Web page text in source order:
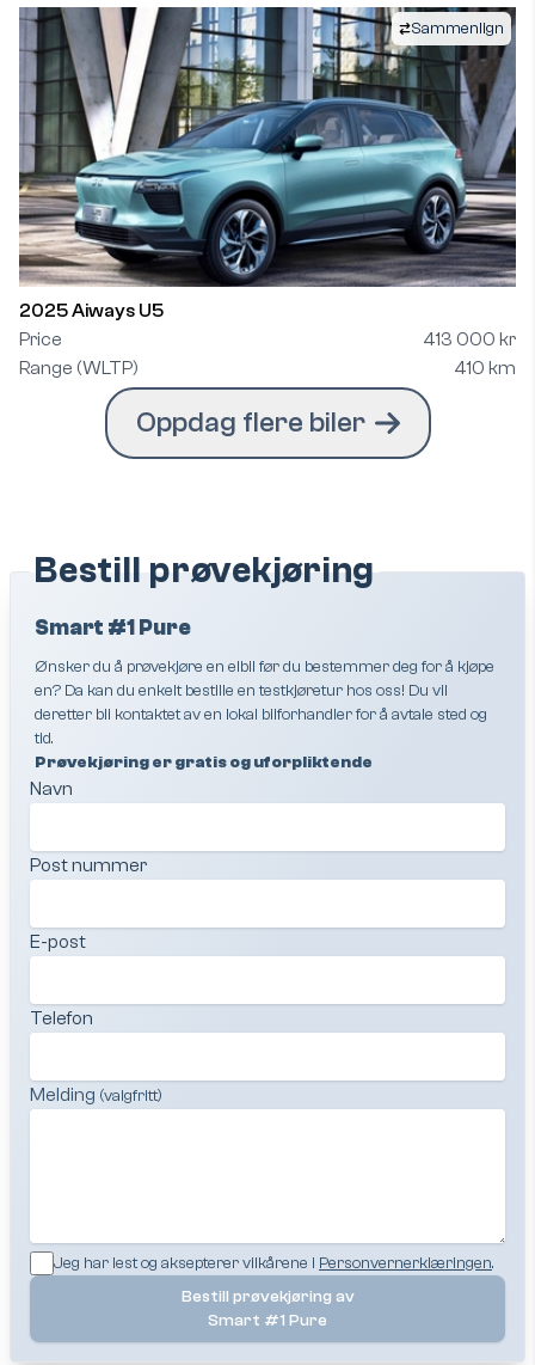
Sammenlign
2025 Aiways U5
Price
413 000 kr
Range (WLTP)
410 km
Oppdag flere biler
Bestill prøvekjøring
Smart #1 Pure
Ønsker du å prøvekjøre en elbil før du bestemmer deg for å kjøpe
en? Da kan du enkelt bestille en testkjøretur hos oss! Du vil
deretter bli kontaktet av en lokal bilforhandler for å avtale sted og
tid.
Prøvekjøring er gratis og uforpliktende
Navn
Post nummer
E-post
Telefon
Melding (valgfritt)
Jeg har lest og aksepterer vilkårene i Personvernerklæringen.
Bestill prøvekjøring av
Smart #1 Pure